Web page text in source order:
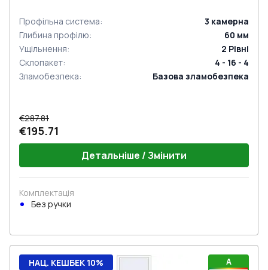
Профільна система: 3 камерна
Глибина профілю: 60 мм
Ущільнення: 2 Рівні
Склопакет:
4 - 16 - 4
Зламобезпека: Базова зламобезпека
€287.81
€195.71
Детальніше / Змінити
Комплектація
Без ручки
A
НАЦ. КЕШБЕК 10%